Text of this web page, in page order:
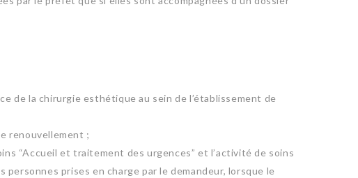
de la chirurgie esthétique au sein de l’établissement de
renouvellement ;
“Accueil et traitement des urgences” et l’activité de soins
personnes prises en charge par le demandeur, lorsque le